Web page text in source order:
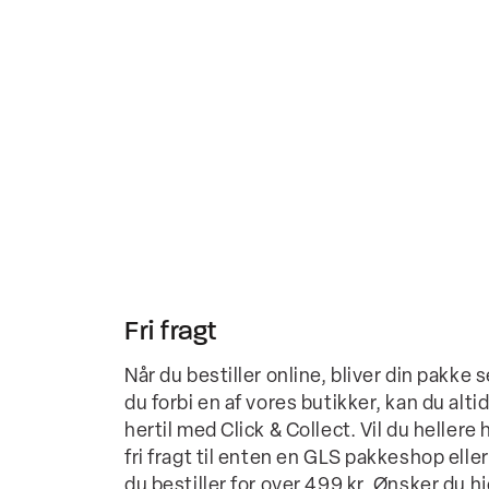
Fri fragt
Når du bestiller online, bliver din pakke
du forbi en af vores butikker, kan du
hertil med Click & Collect. Vil du hellere
fri fragt til enten en GLS pakkeshop